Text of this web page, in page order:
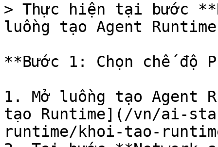
> Thực hiện tại bước
luồng tạo Agent
**Bước 1: Chọn chế độ
1. Mở luồng tạo Agent
tạo Runtime](/vn/ai-
runtime/khoi-tao-